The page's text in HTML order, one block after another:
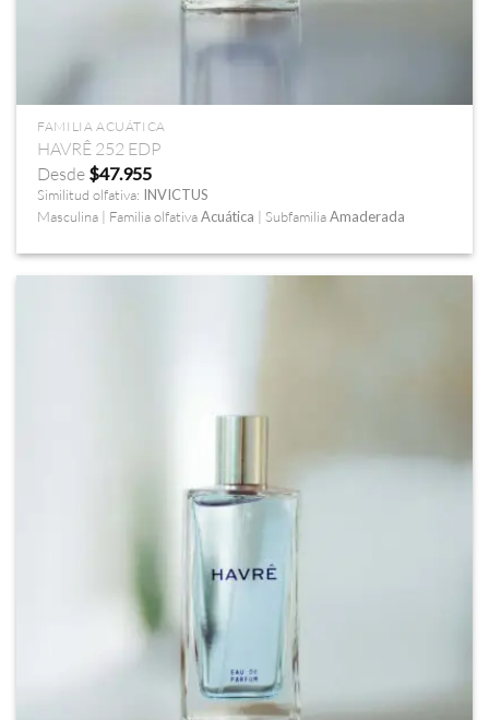
FAMILIA ACUÁTICA
HAVRÊ 252 EDP
Desde $47.955
Similitud olfativa: INVICTUS
Masculina | Familia olfativaAcuática | SubfamiliaAmaderada